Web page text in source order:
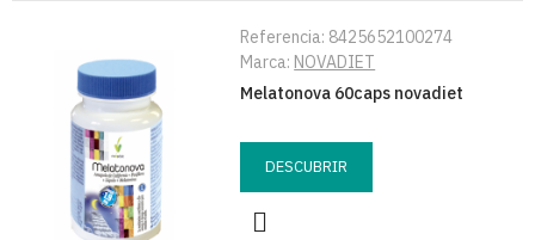
Referencia: 8425652100274
Marca: NOVADIET
Melatonova 60caps novadiet
DESCUBRIR